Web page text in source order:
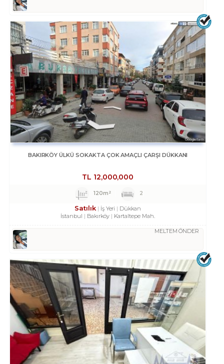
BAKIRKÖY ÜLKÜ SOKAKTA ÇOK AMAÇLI ÇARŞI DÜKKANI
TL 12,000,000
120m² 2
Satılık İş Yeri
Dükkan
İstanbul
Bakırköy Kartaltepe Mah.
MELTEM ÖNDER